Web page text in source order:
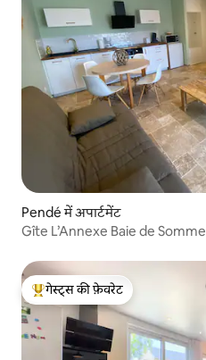
Pendé में अपार्टमेंट
Gîte L’Annexe Baie de Somme
गेस्ट्स का टॉप फ़ेवरेट
गेस्ट्स की फ़ेवरेट